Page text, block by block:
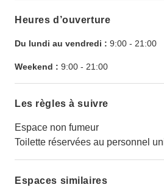
Heures d’ouverture
Du lundi au vendredi : 9:00 - 21:00
Weekend : 9:00 - 21:00
Les règles à suivre
Espace non fumeur
Toilette réservées au personnel
Espaces similaires